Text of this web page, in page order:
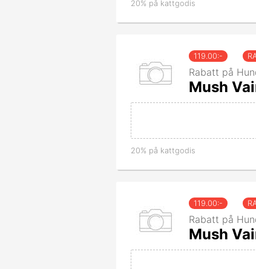
20% på kattgodis
119.00:-
Rabatt på
Mush
20% på kattgodis
119.00:-
Rabatt på
Mush